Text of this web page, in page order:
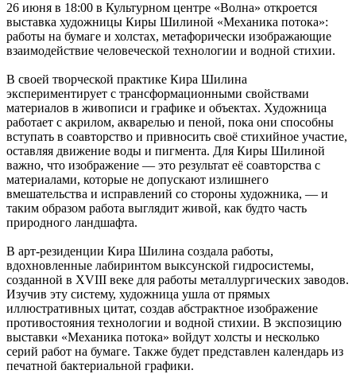
26 июня в 18:00 в Культурном центре «Волна» откроется
выставка художницы Киры Шилиной «Механика потока»:
работы на бумаге и холстах, метафорически изображающие
взаимодействие человеческой технологии и водной стихии.
В своей творческой практике Кира Шилина
экспериментирует с трансформационными свойствами
материалов в живописи и графике и объектах. Художница
работает с акрилом, акварелью и пеной, пока они способны
вступать в соавторство и привносить своё стихийное участие,
оставляя движение воды и пигмента. Для Киры Шилиной
важно, что изображение — это результат её соавторства с
материалами, которые не допускают излишнего
вмешательства и исправлений со стороны художника, — и
таким образом работа выглядит живой, как будто часть
природного ландшафта.
В арт-резиденции Кира Шилина создала работы,
вдохновленные лабиринтом выксунской гидросистемы,
созданной в XVIII веке для работы металлургических заводов.
Изучив эту систему, художница ушла от прямых
иллюстративных цитат, создав абстрактное изображение
противостояния технологии и водной стихии. В экспозицию
выставки «Механика потока» войдут холсты и несколько
серий работ на бумаге. Также будет представлен календарь из
печатной бактериальной графики.